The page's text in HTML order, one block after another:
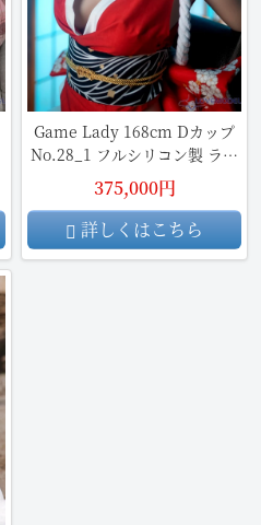
Game Lady 168cm Dカップ
No.28_1 フルシリコン製 ラブ
ドール
375,000円
詳しくはこちら